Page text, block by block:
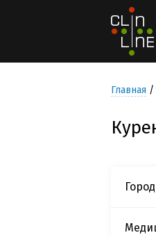
Главная
Город